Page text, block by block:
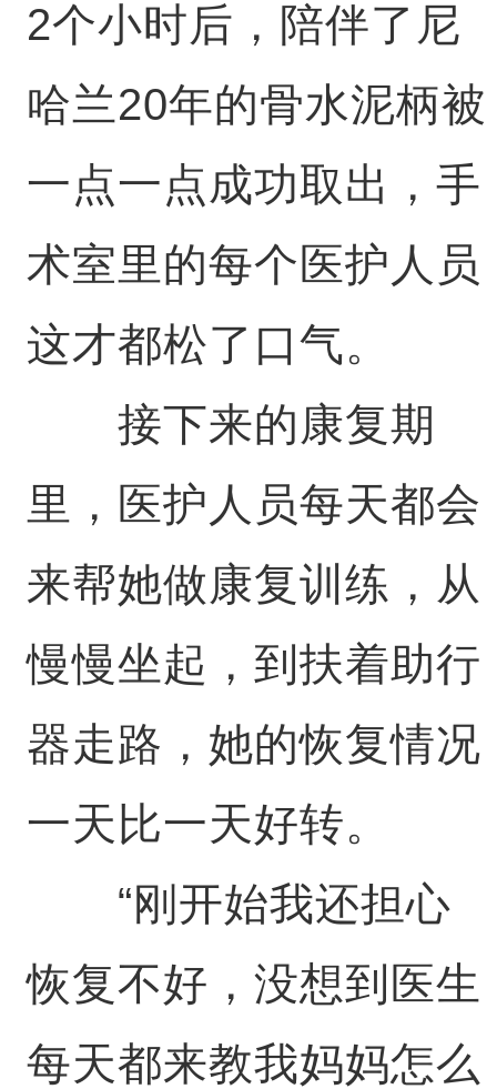
2个小时后，陪伴了尼
哈兰20年的骨水泥柄被
一点一点成功取出，手
术室里的每个医护人员
这才都松了口气。
接下来的康复期
里，医护人员每天都会
来帮她做康复训练，从
慢慢坐起，到扶着助行
器走路，她的恢复情况
一天比一天好转。
“刚开始我还担心
恢复不好，没想到医生
每天都来教我妈妈怎么